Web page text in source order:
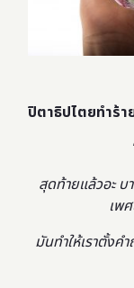
ปิตาธิปไตยทำร้า
สุดท้ายแล้วอะ บ
เพ
มันทำให้เราตั้งค